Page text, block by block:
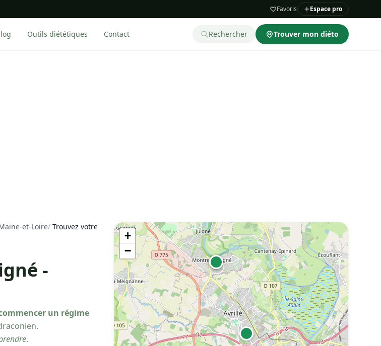
Favoris Espace pro
Outils diététiques Contact Rechercher Trouver mon diéto
et-Loire/ Trouvez votre diététicienne nutritionniste à Montreuil-Juigné - 49460
-
un régime
.
+
−